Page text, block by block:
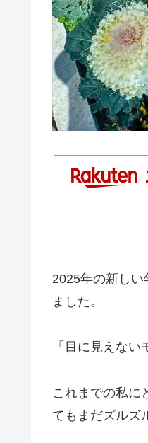
2025年の新し
ました。
「目に見えな
これまでの私に
てもまだズルズ